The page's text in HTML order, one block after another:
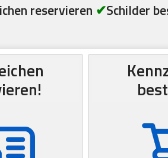
reservieren ✔Schilder